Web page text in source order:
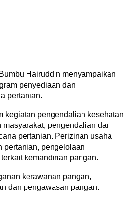
Hairuddin menyampaikan
penyediaan dan
pertanian.
kegiatan pengendalian kesehatan
masyarakat, pengendalian dan
pertanian. Perizinan usaha
pertanian, pengelolaan
kemandirian pangan.
kerawanan pangan,
dan pengawasan pangan.